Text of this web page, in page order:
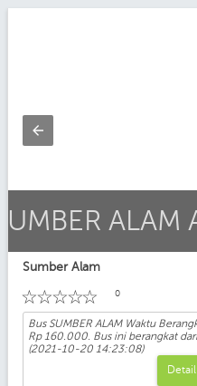
SUMBER
Sumber Alam
☆
☆
☆
☆
☆ 0
Bus SUMBER ALAM Waktu
Rp 160.000. Bus ini berangkat
(2021-10-20 14:23:08)